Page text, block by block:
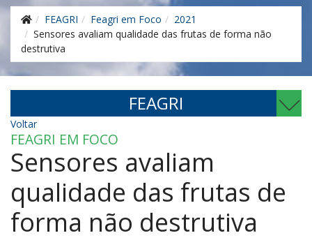
FEAGRI Feagri em Foco
2021
Sensores avaliam qualidade das frutas de forma não
destrutiva
FEAGRI
Voltar
FEAGRI EM FOCO
Sensores avaliam
qualidade das frutas de
forma não destrutiva